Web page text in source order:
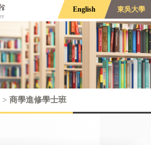
東吳大學
English
> 商學進修學士班